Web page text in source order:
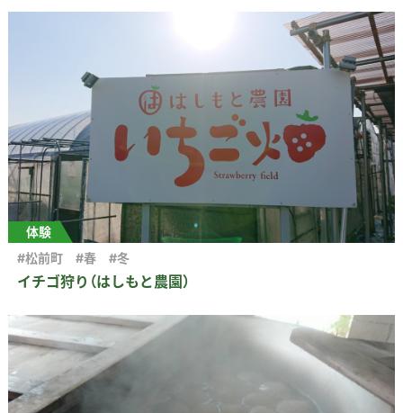
体験
イチゴ狩り（はしもと農園）
#松前町 #春 #冬